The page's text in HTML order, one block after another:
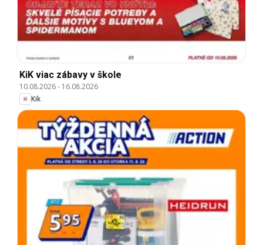
KiK viac zábavy v škole
10.08.2026- 16.08.2026
Kik